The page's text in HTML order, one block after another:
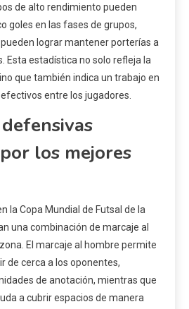
de alto rendimiento pueden
goles en las fases de grupos,
lograr mantener porterías a
Esta estadística no solo refleja la
que también indica un trabajo en
entre los jugadores.
los mejores
la Copa Mundial de Futsal de la
una combinación de marcaje al
El marcaje al hombre permite
de cerca a los oponentes,
de anotación, mientras que
a cubrir espacios de manera